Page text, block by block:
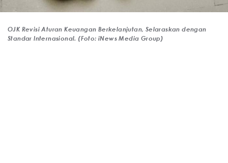
OJK Revisi Aturan Keuangan Berkelanjutan, Selaraskan dengan
Standar Internasional. (Foto: iNews Media Group)